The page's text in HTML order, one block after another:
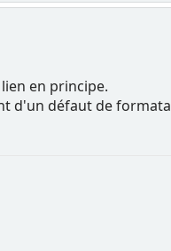
en principe.
d'un défaut de